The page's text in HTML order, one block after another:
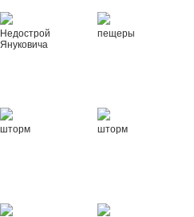
Недострой
Януковича
пещеры
шторм шторм